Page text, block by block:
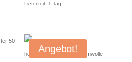
Lieferzeit: 1 Tag
Angebot!